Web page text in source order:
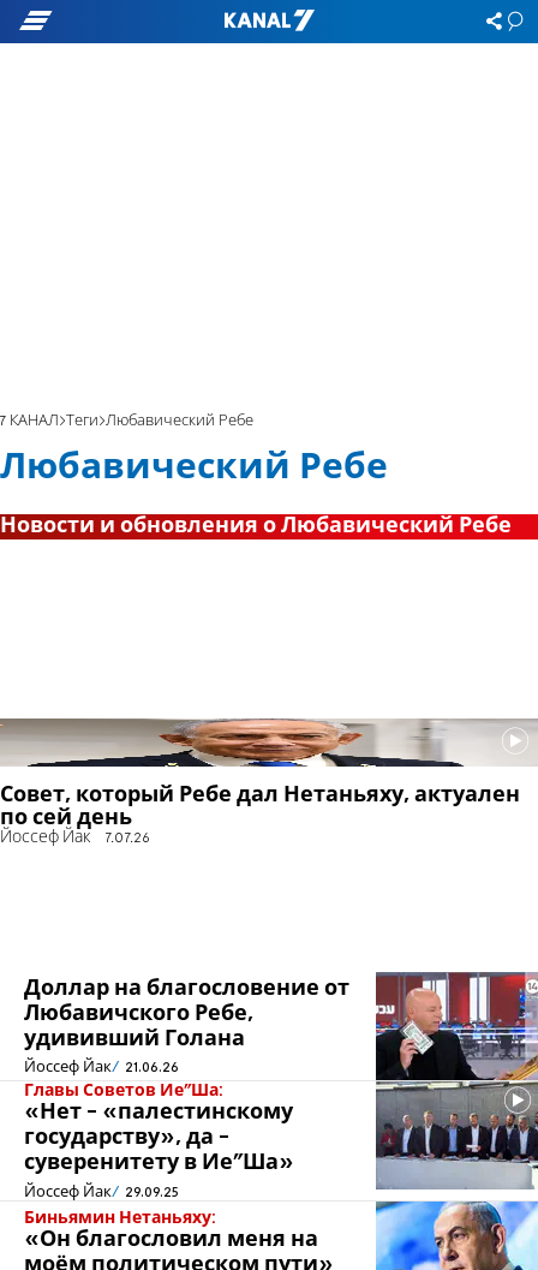
7 КАНАЛ Теги Любавический Ребе
Любавический Ребе
Новости и обновления о Любавический Ребе
Совет, который Ребе дал Нетаньяху, актуален
по сей день
Йоссеф Йак 7.07.26
Доллар на благословение от
Любавичского Ребе,
удививший Голана
Йоссеф Йак 21.06.26
Главы Советов Ие”Ша:
«Нет - «палестинскому
государству», да -
суверенитету в Ие”Ша»
Йоссеф Йак 29.09.25
Биньямин Нетаньяху:
«Он благословил меня на
моём политическом пути»